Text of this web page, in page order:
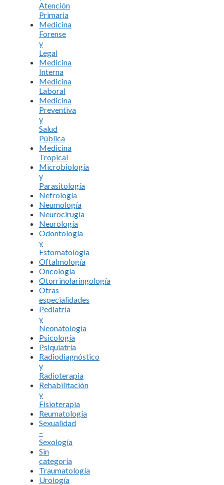
Atención
Primaria
Medicina
Forense
y
Legal
Medicina
Interna
Medicina
Laboral
Medicina
Preventiva
y
Salud
Pública
Medicina
Tropical
Microbiología
y
Parasitología
Nefrología
Neumología
Neurocirugía
Neurología
Odontología
y
Estomatología
Oftalmología
Oncología
Otorrinolaringología
Otras
especialidades
Pediatría
y
Neonatología
Psicología
Psiquiatría
Radiodiagnóstico
y
Radioterapia
Rehabilitación
y
Fisioterapia
Reumatología
Sexualidad
–
Sexología
Sin
categoría
Traumatología
Urología